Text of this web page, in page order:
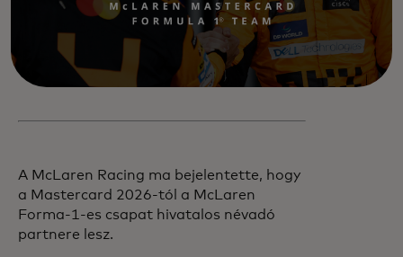
A McLaren Racing ma bejelentette, hogy
a Mastercard 2026-tól a McLaren
Forma-1-es csapat hivatalos névadó
partnere lesz.